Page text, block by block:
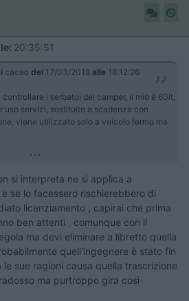
20:35:51
cacao del 17/03/2018 alle 18:12:26
i serbatoi dei camper, il mio è 60lt,
uso servizi, sostituito a scadenza con
viene utilizzato solo a veicolo fermo ma
...
si interpreta ne si applica a
se lo facessero rischierebbero di
licenziamento , capirai che prima
ben attenti , comunque con il
ma devi eliminare a libretto quella
quell'ingegnere è stato fin
sue ragioni causa quella trascrizione
ma purtroppo gira così